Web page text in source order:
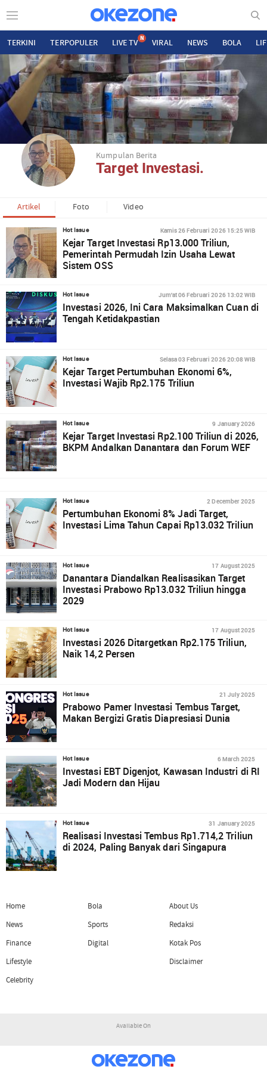
TERKINI TERPOPULER LIVE TV N VIRAL NEWS BOLA
Kumpulan Berita
Target Investasi.
Artikel Foto Video
Hot Issue Kamis 26 Februari 2026 15:25 WIB
Kejar Target Investasi Rp13.000 Triliun,
Pemerintah Permudah Izin Usaha Lewat
Sistem OSS
Hot Issue Jum'at 06 Februari 2026 13:02 WIB
Investasi 2026, Ini Cara Maksimalkan Cuan di
Tengah Ketidakpastian
Hot Issue Selasa 03 Februari 2026 20:08 WIB
Kejar Target Pertumbuhan Ekonomi 6%,
Investasi Wajib Rp2.175 Triliun
Hot Issue 9 January 2026
Kejar Target Investasi Rp2.100 Triliun di 2026,
BKPM Andalkan Danantara dan Forum WEF
Hot Issue 2 December 2025
Pertumbuhan Ekonomi 8% Jadi Target,
Investasi Lima Tahun Capai Rp13.032 Triliun
Hot Issue 17 August 2025
Danantara Diandalkan Realisasikan Target
Investasi Prabowo Rp13.032 Triliun hingga
2029
Hot Issue 17 August 2025
Investasi 2026 Ditargetkan Rp2.175 Triliun,
Naik 14,2 Persen
Hot Issue 21 July 2025
Prabowo Pamer Investasi Tembus Target,
Makan Bergizi Gratis Diapresiasi Dunia
Hot Issue 6 March 2025
Investasi EBT Digenjot, Kawasan Industri di RI
Jadi Modern dan Hijau
Hot Issue 31 January 2025
Realisasi Investasi Tembus Rp1.714,2 Triliun
di 2024, Paling Banyak dari Singapura
Home
News
Finance
Lifestyle
Celebrity
Bola
Sports
Digital
About Us
Redaksi
Kotak Pos
Disclaimer
Available On